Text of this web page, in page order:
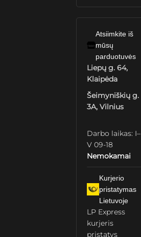
Atsiimkite iš
mūsų
parduotuvės
Liepų g. 64,
Klaipėda
Šeimyniškių g.
3A, Vilnius
Darbo laikas: I–
V 09-18
Nemokamai
Kurjerio
pristatymas
Lietuvoje
LP Express
kurjeris
pristatys